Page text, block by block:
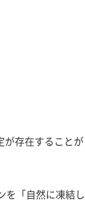
が存在することが
を「自然に凍結し